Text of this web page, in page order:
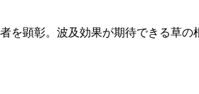
顕彰。波及効果が期待できる草